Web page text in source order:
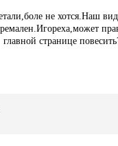
не хотся.Наш
главной странице